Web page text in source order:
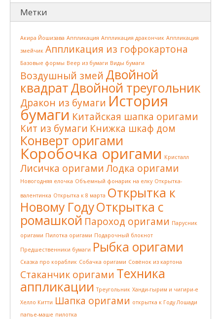
Метки
Акира Йошизава Аппликация Аппликация дракончик Аппликация
змейчик Аппликация из гофрокартона
Базовые формы Веер из бумаги Виды бумаги
Воздушный змей Двойной
квадратДвойной треугольник
Дракон из бумаги История
бумаги Китайская шапка оригами
Кит из бумаги Книжка шкаф дом
Конверт оригами
Коробочка оригами Кристалл
Лисичка оригами Лодка оригами
Новогодняя елочка Объемный фонарик на елку Открытка-
валентинка Открытка к 8 марта Открытка к
Новому ГодуОткрытка с
ромашкой Пароход оригами Парусник
оригами Пилотка оригами Подарочный блокнот
Предшественники бумаги Рыбка оригами
Сказка про кораблик Собачка оригами Совёнок из картона
Стаканчик оригами Техника
аппликации Треугольник Ханди-гырим и чигири-е
Хелло Китти Шапка оригами открытка к Году Лошади
папье-маше пилотка